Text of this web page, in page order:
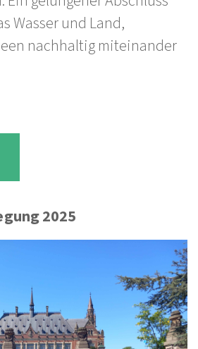
Wasser und Land,
nachhaltig miteinander
2025